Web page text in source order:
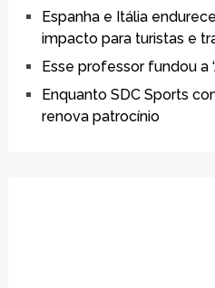
Espanha e Itália
impacto para turistas e
Esse professor fundou a
Enquanto SDC Sports
renova patrocínio